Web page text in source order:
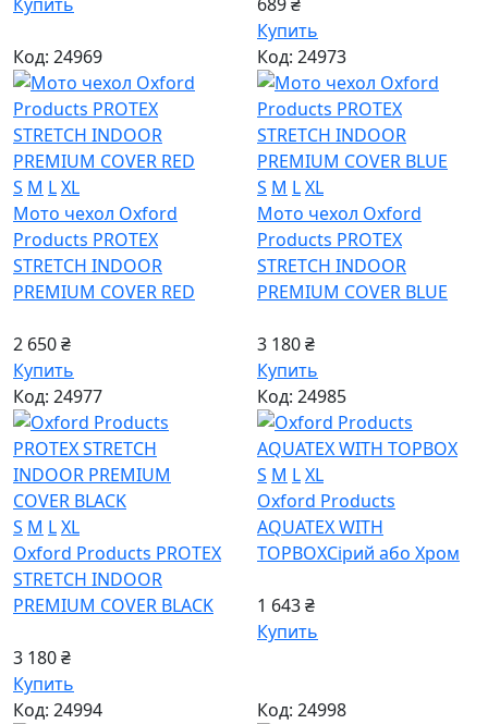
Купить
Код: 24969
S M LXL
Мото чехол Oxford
Products PROTEX
STRETCH INDOOR
PREMIUM COVER RED
2 650 ₴
Купить
Код: 24973
S M LXL
Мото чехол Oxford
Products PROTEX
STRETCH INDOOR
PREMIUM COVER BLUE
3 180 ₴
Купить
Код: 24977
S M LXL
Oxford Products PROTEX
STRETCH INDOOR
PREMIUM COVER BLACK
3 180 ₴
Купить
Код: 24985
S M LXL
Oxford Products
AQUATEX WITH
TOPBOXСірий або Хром
1 643 ₴
Купить
Код: 24994 Код: 24998